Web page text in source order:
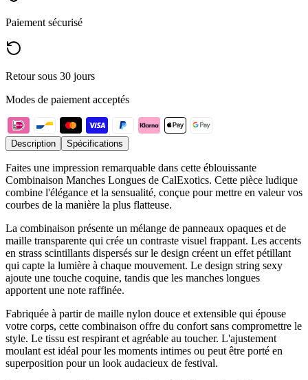
Paiement sécurisé
Retour sous 30 jours
Modes de paiement acceptés
Description Spécifications
Faites une impression remarquable dans cette éblouissante
Combinaison Manches Longues de CalExotics. Cette pièce ludique
combine l'élégance et la sensualité, conçue pour mettre en valeur vos
courbes de la manière la plus flatteuse.
La combinaison présente un mélange de panneaux opaques et de
maille transparente qui crée un contraste visuel frappant. Les accents
en strass scintillants dispersés sur le design créent un effet pétillant
qui capte la lumière à chaque mouvement. Le design string sexy
ajoute une touche coquine, tandis que les manches longues
apportent une note raffinée.
Fabriquée à partir de maille nylon douce et extensible qui épouse
votre corps, cette combinaison offre du confort sans compromettre le
style. Le tissu est respirant et agréable au toucher. L'ajustement
moulant est idéal pour les moments intimes ou peut être porté en
superposition pour un look audacieux de festival.